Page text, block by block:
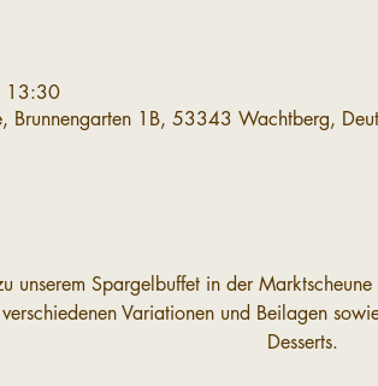
13:30
Brunnengarten 1B, 53343 Wachtberg,
unserem Spargelbuffet in der
Variationen und Beilagen
Desserts.